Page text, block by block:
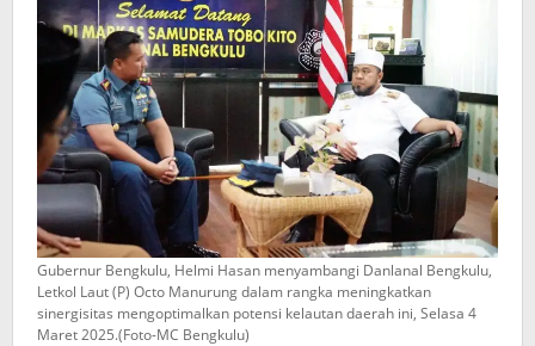
Gubernur Bengkulu, Helmi Hasan menyambangi Danlanal Bengkulu,
Letkol Laut (P) Octo Manurung dalam rangka meningkatkan
sinergisitas mengoptimalkan potensi kelautan daerah ini, Selasa 4
Maret 2025.(Foto-MC Bengkulu)